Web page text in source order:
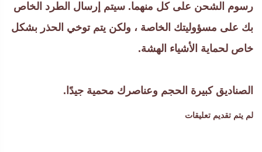
رسوم الشحن على كل منهما. سيتم إرسال الطرد الخاص
بك على مسؤوليتك الخاصة ، ولكن يتم توخي الحذر بشكل
خاص لحماية الأشياء الهشة.
الصناديق كبيرة الحجم وعناصرك محمية جيدًا.
لم يتم تقديم تعليقات